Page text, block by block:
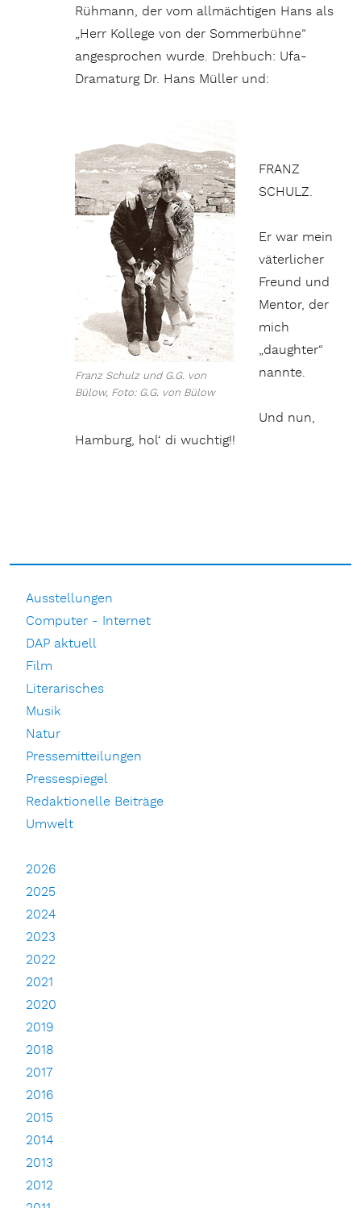
Rühmann, der vom allmächtigen Hans als
„Herr Kollege von der Sommerbühne“
angesprochen wurde. Drehbuch: Ufa-
Dramaturg Dr. Hans Müller und:
Franz Schulz und G.G. von
Bülow, Foto: G.G. von Bülow
FRANZ
SCHULZ.
Er war mein
väterlicher
Freund und
Mentor, der
mich
„daughter“
nannte.
Und nun,
Hamburg, hol‘ di wuchtig!!
Ausstellungen
Computer - Internet
DAP aktuell
Film
Literarisches
Musik
Natur
Pressemitteilungen
Pressespiegel
Redaktionelle Beiträge
Umwelt
2026
2025
2024
2023
2022
2021
2020
2019
2018
2017
2016
2015
2014
2013
2012